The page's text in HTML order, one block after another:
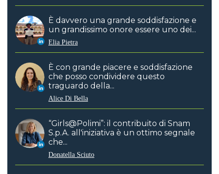
È davvero una grande soddisfazione e
un grandissimo onore essere uno dei...
Elia Pietra
È con grande piacere e soddisfazione
che posso condividere questo
traguardo della...
Alice Di Bella
“Girls@Polimi”: il contribuito di Snam
S.p.A. all'iniziativa è un ottimo segnale
che...
Donatella Sciuto